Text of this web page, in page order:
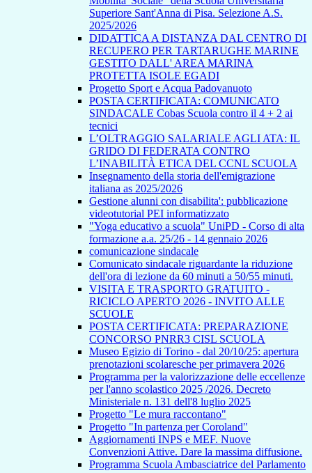
Superiore Sant'Anna di Pisa. Selezione A.S.
2025/2026
DIDATTICA A DISTANZA DAL CENTRO DI
RECUPERO PER TARTARUGHE MARINE
GESTITO DALL' AREA MARINA
PROTETTA ISOLE EGADI
Progetto Sport e Acqua Padovanuoto
POSTA CERTIFICATA: COMUNICATO
SINDACALE Cobas Scuola contro il 4 + 2 ai
tecnici
L’OLTRAGGIO SALARIALE AGLI ATA: IL
GRIDO DI FEDERATA CONTRO
L’INABILITÀ ETICA DEL CCNL SCUOLA
Insegnamento della storia dell'emigrazione
italiana as 2025/2026
Gestione alunni con disabilita': pubblicazione
videotutorial PEI informatizzato
"Yoga educativo a scuola" UniPD - Corso di alta
formazione a.a. 25/26 - 14 gennaio 2026
comunicazione sindacale
Comunicato sindacale riguardante la riduzione
dell'ora di lezione da 60 minuti a 50/55 minuti.
VISITA E TRASPORTO GRATUITO -
RICICLO APERTO 2026 - INVITO ALLE
SCUOLE
POSTA CERTIFICATA: PREPARAZIONE
CONCORSO PNRR3 CISL SCUOLA
Museo Egizio di Torino - dal 20/10/25: apertura
prenotazioni scolaresche per primavera 2026
Programma per la valorizzazione delle eccellenze
per l'anno scolastico 2025 /2026. Decreto
Ministeriale n. 131 dell'8 luglio 2025
Progetto "Le mura raccontano"
Progetto "In partenza per Coroland"
Aggiornamenti INPS e MEF. Nuove
Convenzioni Attive. Dare la massima diffusione.
Programma Scuola Ambasciatrice del Parlamento